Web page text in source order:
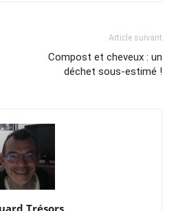
Article suivant
Compost et cheveux : un
déchet sous-estimé !
Trésors